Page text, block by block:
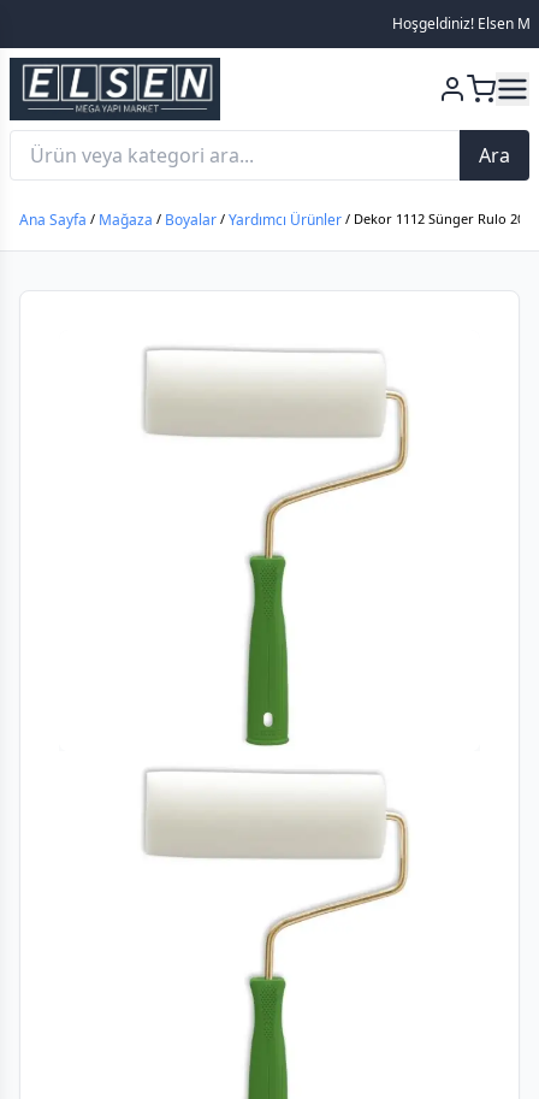
Hoşgeldiniz! Elsen
Ara
Ana Sayfa / Mağaza / Boyalar / Yardımcı Ürünler / Dekor 1112 Sünger Rulo 20